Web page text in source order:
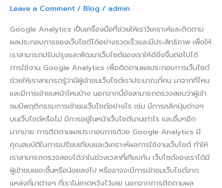
Leave a Comment / Blog / admin
Google Analytics เป็นเครื่องมือที่ช่วยให้เราวิเคราะห์และติดตาม
ผลประกอบการของเว็บไซต์ได้อย่างรวดเร็วและมีประสิทธิภาพ เพื่อให้
เราสามารถปรับปรุงและพัฒนาเว็บไซต์ของเราให้ดียิ่งขึ้นต่อไปได้
การใช้งาน Google Analytics เพื่อติดตามผลประกอบการเว็บไซต์
ช่วยให้เราสามารถรู้ว่ามีผู้เข้าชมเว็บไซต์เราประมาณกี่คน มาจากที่ไหน
และมีการเข้าชมหน้าไหนบ้าง นอกจากนี้ยังสามารถตรวจสอบว่าผู้เข้า
ชมมีพฤติกรรมการเข้าชมเว็บไซต์อย่างไร เช่น มีการคลิกปุ่มต่างๆ
บนเว็บไซต์หรือไม่ มีการอยู่ในหน้าเว็บไซต์นานเท่าไร และอื่นๆอีก
มากมาย การติดตามผลประกอบการด้วย Google Analytics มี
คุณสมบัติในการเปรียบเทียบและวิเคราะห์ผลการใช้งานเว็บไซต์ ทำให้
เราสามารถตรวจสอบได้ว่าในช่วงเวลาที่เทียบกัน เว็บไซต์ของเราได้มี
ผู้เข้าชมเยอะขึ้นหรือน้อยลงไป หรืออาจจะมีการเข้าชมเว็บไซต์จาก
แหล่งที่มาต่างๆ ที่เราไม่คาดหวังไว้เลย นอกจากการติดตามผล